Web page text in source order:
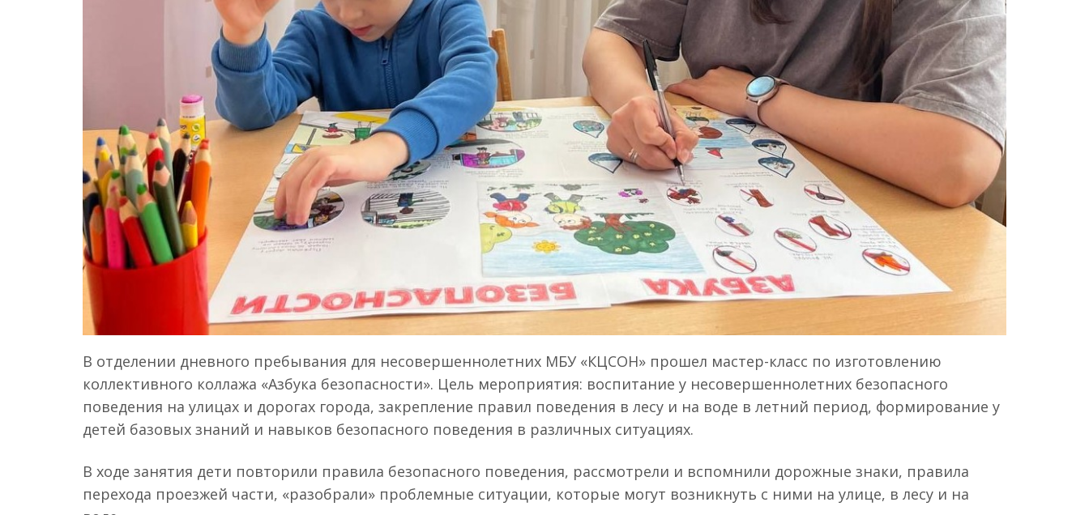
В отделении дневного пребывания для несовершеннолетних МБУ «КЦСОН» прошел мастер-класс по изготовлению
коллективного коллажа «Азбука безопасности». Цель мероприятия: воспитание у несовершеннолетних безопасного
поведения на улицах и дорогах города, закрепление правил поведения в лесу и на воде в летний период, формирование у
детей базовых знаний и навыков безопасного поведения в различных ситуациях.
В ходе занятия дети повторили правила безопасного поведения, рассмотрели и вспомнили дорожные знаки, правила
перехода проезжей части, «разобрали» проблемные ситуации, которые могут возникнуть с ними на улице, в лесу и на